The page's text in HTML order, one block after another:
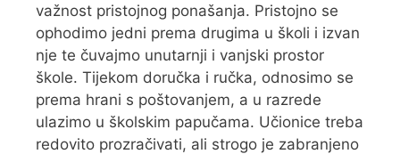
važnost pristojnog ponašanja. Pristojno se
ophodimo jedni prema drugima u školi i izvan
nje te čuvajmo unutarnji i vanjski prostor
škole. Tijekom doručka i ručka, odnosimo se
prema hrani s poštovanjem, a u razrede
ulazimo u školskim papučama. Učionice treba
redovito prozračivati, ali strogo je zabranjeno